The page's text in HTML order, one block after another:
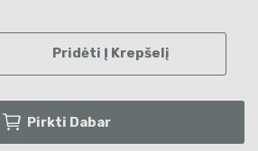
Pridėti Į Krepšelį
Pirkti Dabar